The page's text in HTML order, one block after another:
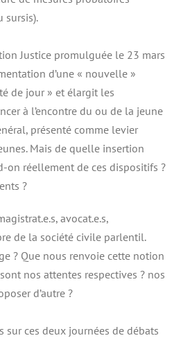
sursis).
Justice promulguée le 23 mars
d’une « nouvelle »
de jour » et élargit les
à l’encontre du ou de la jeune
présenté comme levier
Mais de quelle insertion
on réellement de ces dispositifs ?
?
avocat.e.s,
de la société civile parlentil.
? Que nous renvoie cette notion
nos attentes respectives ? nos
d’autre ?
sur ces deux journées de débats